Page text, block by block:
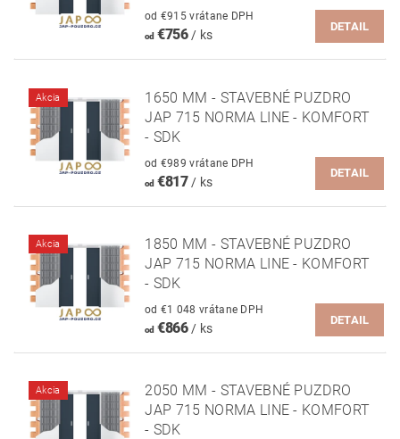
od €915 vrátane DPH
od€756/ ks
DETAIL
Akcia
1650 MM - STAVEBNÉ PUZDRO
JAP 715 NORMA LINE - KOMFORT
- SDK
od €989 vrátane DPH
od€817 / ks
DETAIL
Akcia
1850 MM - STAVEBNÉ PUZDRO
JAP 715 NORMA LINE - KOMFORT
- SDK
od €1 048 vrátane DPH
od€866 / ks
DETAIL
Akcia
2050 MM - STAVEBNÉ PUZDRO
JAP 715 NORMA LINE - KOMFORT
- SDK